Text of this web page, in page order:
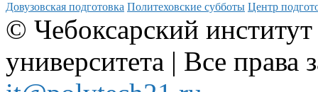
Довузовская подготовка Политеховские субботы Центр
© Чебоксарский
университета | Все